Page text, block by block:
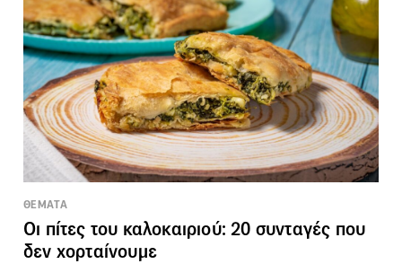
ΘΕΜΑΤΑ
Οι πίτες του καλοκαιριού: 20 συνταγές που
δεν χορταίνουμε